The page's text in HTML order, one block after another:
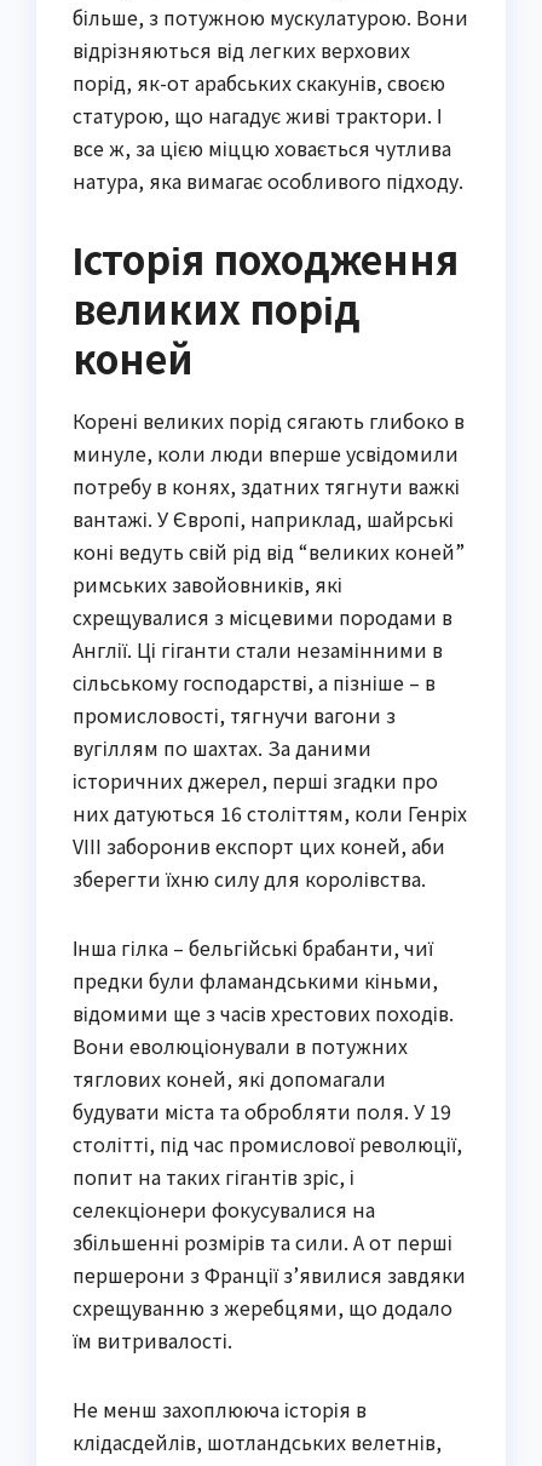
більше, з потужною мускулатурою. Вони
відрізняються від легких верхових
порід, як-от арабських скакунів, своєю
статурою, що нагадує живі трактори. І
все ж, за цією міццю ховається чутлива
натура, яка вимагає особливого підходу.
Історія походження
великих порід
коней
Корені великих порід сягають глибоко в
минуле, коли люди вперше усвідомили
потребу в конях, здатних тягнути важкі
вантажі. У Європі, наприклад, шайрські
коні ведуть свій рід від “великих коней”
римських завойовників, які
схрещувалися з місцевими породами в
Англії. Ці гіганти стали незамінними в
сільському господарстві, а пізніше – в
промисловості, тягнучи вагони з
вугіллям по шахтах. За даними
історичних джерел, перші згадки про
них датуються 16 століттям, коли Генріх
VIII заборонив експорт цих коней, аби
зберегти їхню силу для королівства.
Інша гілка – бельгійські брабанти, чиї
предки були фламандськими кіньми,
відомими ще з часів хрестових походів.
Вони еволюціонували в потужних
тяглових коней, які допомагали
будувати міста та обробляти поля. У 19
столітті, під час промислової революції,
попит на таких гігантів зріс, і
селекціонери фокусувалися на
збільшенні розмірів та сили. А от перші
першерони з Франції з’явилися завдяки
схрещуванню з жеребцями, що додало
їм витривалості.
Не менш захоплююча історія в
клідасдейлів, шотландських велетнів,